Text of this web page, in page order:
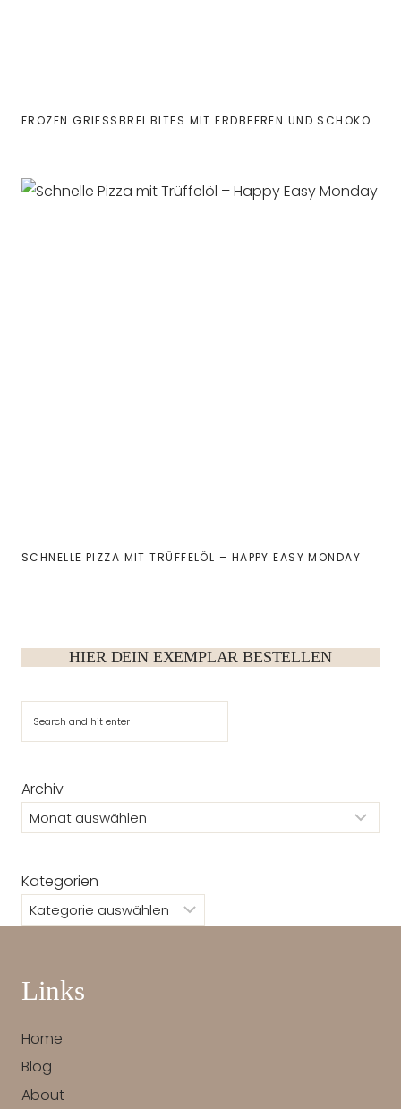
FROZEN GRIESSBREI BITES MIT ERDBEEREN UND SCHOKO
SCHNELLE PIZZA MIT TRÜFFELÖL – HAPPY EASY MONDAY
HIER DEIN EXEMPLAR BESTELLEN
Archiv
Kategorien
Links
Home
Blog
About